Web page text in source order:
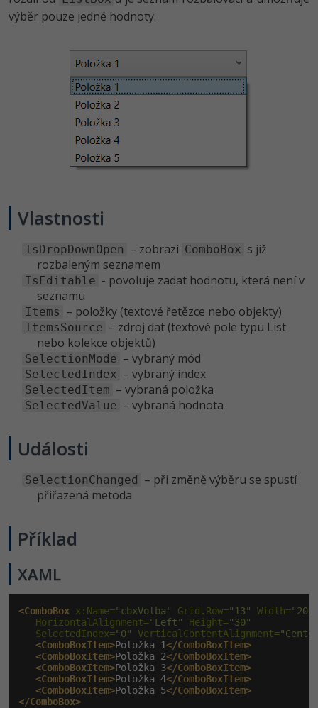
výběr pouze jedné hodnoty.
Vlastnosti
IsDropDownOpen – zobrazí ComboBox s již
rozbaleným seznamem
IsEditable - povoluje zadat hodnotu, která není v
seznamu
Items – položky (textové řetězce nebo objekty)
ItemsSource – zdroj dat (textové pole typu List
nebo kolekce objektů)
SelectionMode – vybraný mód
SelectedIndex – vybraný index
SelectedItem – vybraná položka
SelectedValue – vybraná hodnota
Události
SelectionChanged – při změně výběru se spustí
přiřazená metoda
Příklad
XAML
<ComboBox x:Name="cbxVolba" Grid.Row="13" Width=
   HorizontalAlignment=
"Left" Height="30"
   SelectedIndex=
"0" VerticalContentAlignment=
<ComboBoxItem>Položka 1</ComboBoxItem>
<ComboBoxItem>Položka 2</ComboBoxItem>
<ComboBoxItem>Položka 3</ComboBoxItem>
<ComboBoxItem>Položka 4</ComboBoxItem>
<ComboBoxItem>Položka 5</ComboBoxItem>
</ComboBox>